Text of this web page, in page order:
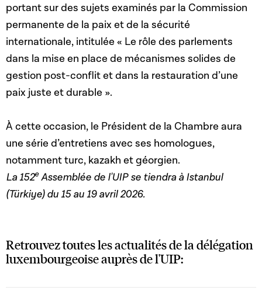
portant sur des sujets examinés par la Commission
permanente de la paix et de la sécurité
internationale, intitulée « Le rôle des parlements
dans la mise en place de mécanismes solides de
gestion post-conflit et dans la restauration d’une
paix juste et durable ».
À cette occasion, le Président de la Chambre aura
une série d’entretiens avec ses homologues,
notamment turc, kazakh et géorgien.
La 152eAssemblée de l'UIP se tiendra à Istanbul
(Türkiye) du 15 au 19 avril 2026.
Retrouvez toutes les actualités de la délégation
luxembourgeoise auprès de l'UIP: